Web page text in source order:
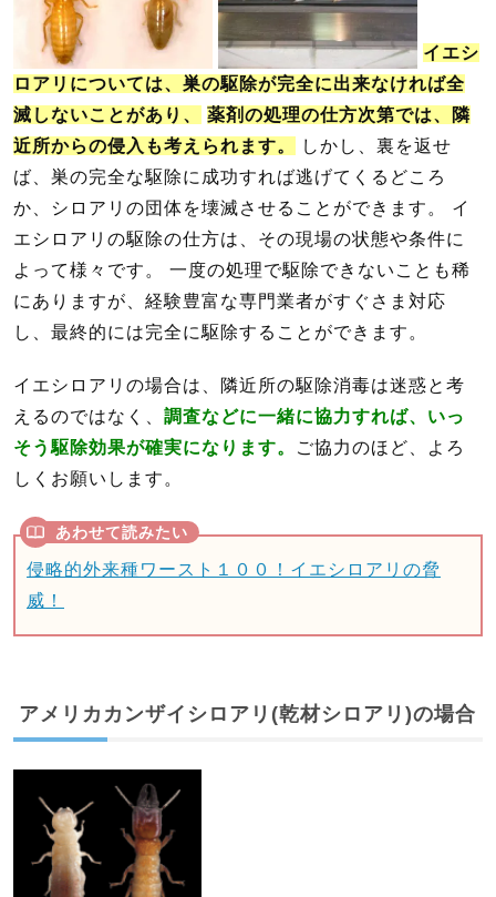
イエシ
ロアリについては、巣の駆除が完全に出来なければ全
滅しないことがあり、
薬剤の処理の仕方次第では、隣
近所からの侵入も考えられます。
しかし、裏を返せ
ば、巣の完全な駆除に成功すれば逃げてくるどころ
か、シロアリの団体を壊滅させることができます。 イ
エシロアリの駆除の仕方は、その現場の状態や条件に
よって様々です。 一度の処理で駆除できないことも稀
にありますが、経験豊富な専門業者がすぐさま対応
し、最終的には完全に駆除することができます。
イエシロアリの場合は、隣近所の駆除消毒は迷惑と考
えるのではなく、 調査などに一緒に協力すれば、いっ
そう駆除効果が確実になります。
ご協力のほど、よろ
しくお願いします。
侵略的外来種ワースト１００！イエシロアリの脅
威！
アメリカカンザイシロアリ(乾材シロアリ)の場合